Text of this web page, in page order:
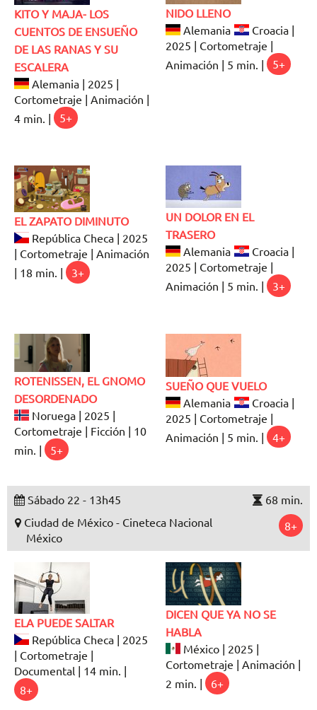
KITO Y MAJA- LOS
CUENTOS DE ENSUEÑO
DE LAS RANAS Y SU
ESCALERA
Alemania | 2025 |
Cortometraje | Animación |
4 min. |
5+
NIDO LLENO
Alemania
Croacia |
2025 | Cortometraje |
Animación | 5 min. |
5+
EL ZAPATO DIMINUTO
República Checa | 2025
| Cortometraje | Animación
| 18 min. |
3+
UN DOLOR EN EL
TRASERO
Alemania
Croacia |
2025 | Cortometraje |
Animación | 5 min. |
3+
ROTENISSEN, EL GNOMO
DESORDENADO
Noruega | 2025 |
Cortometraje | Ficción | 10
min. |
5+
SUEÑO QUE VUELO
Alemania
Croacia |
2025 | Cortometraje |
Animación | 5 min. |
4+
Sábado 22 - 13h45
68 min.
Ciudad de México - Cineteca Nacional
México
8+
ELA PUEDE SALTAR
República Checa | 2025
| Cortometraje |
Documental | 14 min. |
8+
DICEN QUE YA NO SE
HABLA
México | 2025 |
Cortometraje | Animación |
2 min. |
6+